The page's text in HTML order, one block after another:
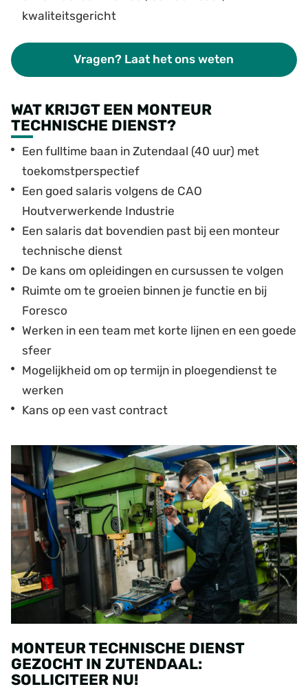
kwaliteitsgericht
Vragen? Laat het ons weten
WAT KRIJGT EEN MONTEUR
TECHNISCHE DIENST?
Een fulltime baan in Zutendaal (40 uur) met
toekomstperspectief
Een goed salaris volgens de CAO
Houtverwerkende Industrie
Een salaris dat bovendien past bij een monteur
technische dienst
De kans om opleidingen en cursussen te volgen
Ruimte om te groeien binnen je functie en bij
Foresco
Werken in een team met korte lijnen en een goede
sfeer
Mogelijkheid om op termijn in ploegendienst te
werken
Kans op een vast contract
MONTEUR TECHNISCHE DIENST
GEZOCHT IN ZUTENDAAL:
SOLLICITEER NU!